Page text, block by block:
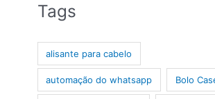
Tags
alisante para cabelo
automação do whatsapp Bolo